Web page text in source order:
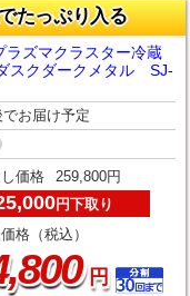
たっぷり入る
ズマクラスター冷蔵
クダークメタル SJ-
お届け予定
し価格 259,800円
円下取り
格（税込）
,800円